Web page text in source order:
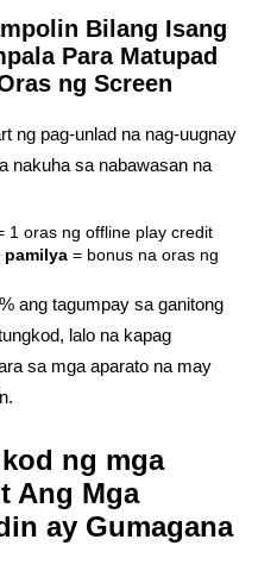
Bilang Isang
Para Matupad
ng Screen
ng pag-unlad na nag-uugnay
nakuha sa nabawasan na
1 oras ng offline play credit
pamilya = bonus na oras ng
ang tagumpay sa ganitong
lalo na kapag
sa mga aparato na may
ng mga
Ang Mga
ay Gumagana